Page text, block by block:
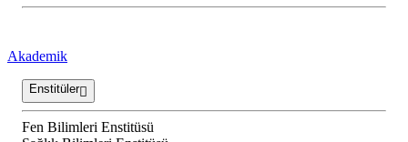
Akademik
Enstitüler
Fen Bilimleri Enstitüsü